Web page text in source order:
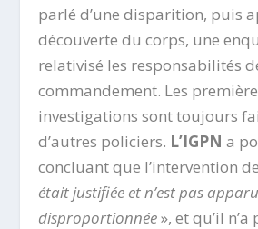
parlé d’une disparition, puis
découverte du corps, une
relativisé les responsabilités
commandement. Les
investigations sont toujours
d’autres policiers. L’IGPN a
concluant que l’intervention
était justifiée et n’est pas
disproportionnée», et qu’il